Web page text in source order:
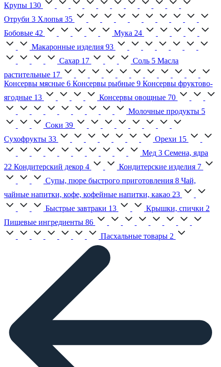
Крупы 130
Отруби 3 Хлопья 35
Бобовые 42 Мука 24
Макаронные изделия 93
Сахар 17 Соль 5 Масла
растительные 17
Консервы мясные 6 Консервы рыбные 9 Консервы фруктово-
ягодные 13 Консервы овощные 70
Молочные продукты 5
Соки 39
Сухофрукты 33 Орехи 15
Мед 3 Семена, ядра
22 Кондитерский декор 4 Кондитерские изделия 7
Супы, пюре быстрого приготовления 8 Чай,
чайные напитки, кофе, кофейные напитки, какао 23
Быстрые завтраки 13 Крышки, спички 2
Пищевые ингредиенты 86
Пасхальные товары 2